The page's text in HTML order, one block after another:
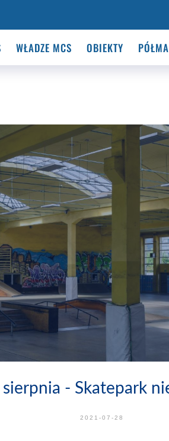
WŁADZE MCS OBIEKTY
- Skatepark
2021-07-28